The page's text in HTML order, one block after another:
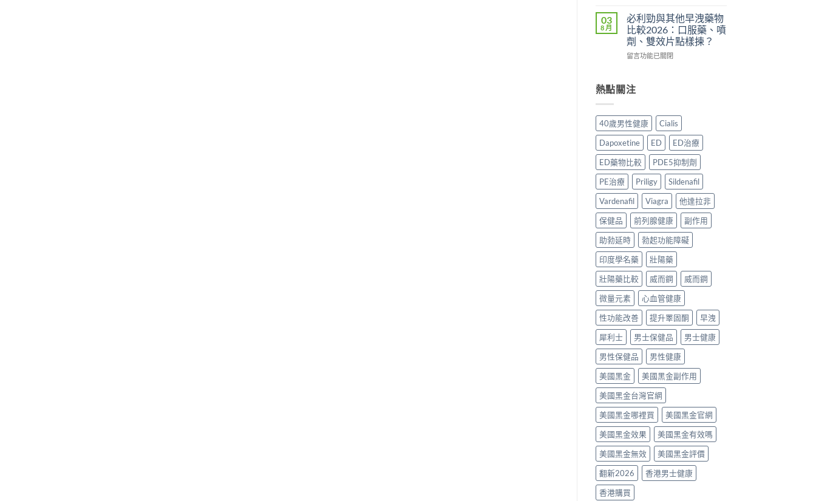
家
實
測
評
價〉
副
作
用、
安
全
方
正
貨
購
買
指
南〉
貨？
2026
年
購
買
＋
完
整
指
南〉
中
久
液
哪
裡
買
心？
香
港
延
時
噴
霧
買
指
南〉
03
8 月
必利勁與其他早洩藥物
比較2026：口服藥、噴
劑、雙效片點樣揀？
在
勁
與
他
早
洩
藥
物
比
2026：
口
服
藥、
噴
劑、
雙
效
片
點
樣
揀？〉
中
留言功能已關閉
熱點關注
40歲男性健康
Cialis
Dapoxetine
ED
ED治療
ED藥物比較
PDE5抑制劑
PE治療
Priligy
Sildenafil
Vardenafil
Viagra
他達拉非
保健品
前列腺健康
副作用
助勃延時
勃起功能障礙
印度學名藥
壯陽藥
壯陽藥比較
威而鋼
威而鋼
微量元素
心血管健康
性功能改善
提升睪固酮
早洩
犀利士
男士保健品
男士健康
男性保健品
男性健康
美國黑金
美國黑金副作用
美國黑金台灣官網
美國黑金哪裡買
美國黑金官網
美國黑金效果
美國黑金有效嗎
美國黑金無效
美國黑金評價
翻新2026
香港男士健康
香港購買